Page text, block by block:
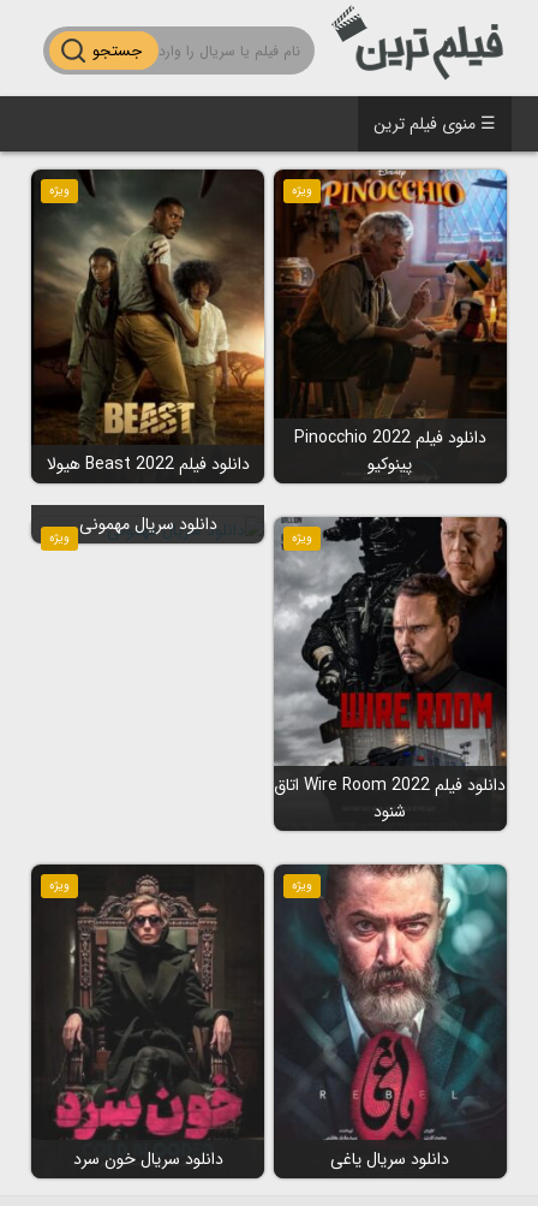
جستجو
☰ منوی فیلم ترین
ویژه
دانلود فیلم Pinocchio 2022
پینوکیو
ویژه
دانلود فیلم Beast 2022 هیولا
ویژه
دانلود فیلم Wire Room 2022 اتاق
شنود
ویژه
دانلود سریال مهمونی
ویژه
دانلود سریال یاغی
ویژه
دانلود سریال خون سرد